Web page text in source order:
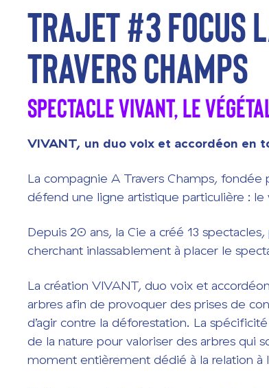
TRAJET #3 Focus
travers Champs
Spectacle VIVANT, Le
VIVANT, un duo voix et accordéon en
La compagnie A Travers Champs,
défend une ligne artistique particulière : le
Depuis 20 ans, la Cie a créé 13
cherchant inlassablement à placer le
La création VIVANT, duo voix et
arbres afin de provoquer des prises de
d’agir contre la déforestation. La
de la nature pour valoriser des arbres qui
moment entièrement dédié à la relation à